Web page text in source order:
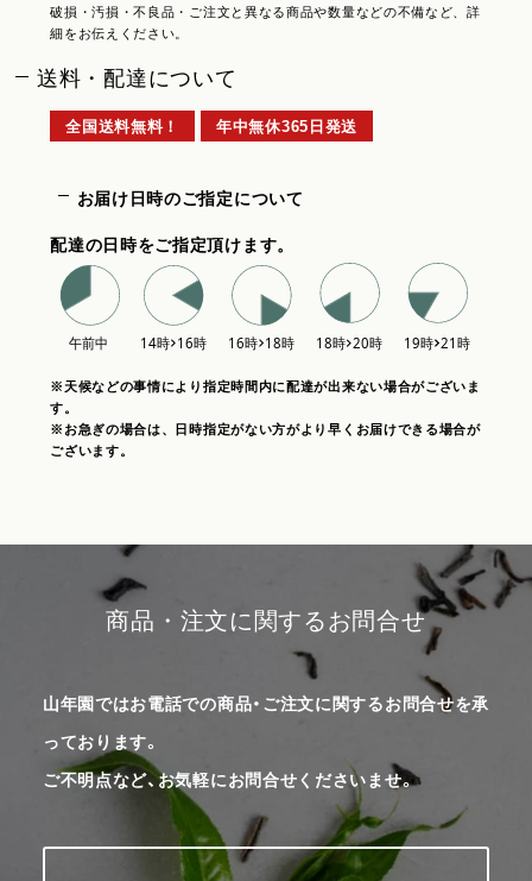
破損・汚損・不良品・ご注文と異なる商品や数量などの不備など、詳
細をお伝えください。
送料・配達について
全国送料無料！ 年中無休365日発送
お届け日時のご指定について
配達の日時をご指定頂けます。
※天候などの事情により指定時間内に配達が出来ない場合がございま
す。
※お急ぎの場合は、日時指定がない方がより早くお届けできる場合が
ございます。
商品・注文に関するお問合せ
山年園ではお電話での商品・ご注文に関するお問合せを承
っております。
ご不明点など、お気軽にお問合せくださいませ。